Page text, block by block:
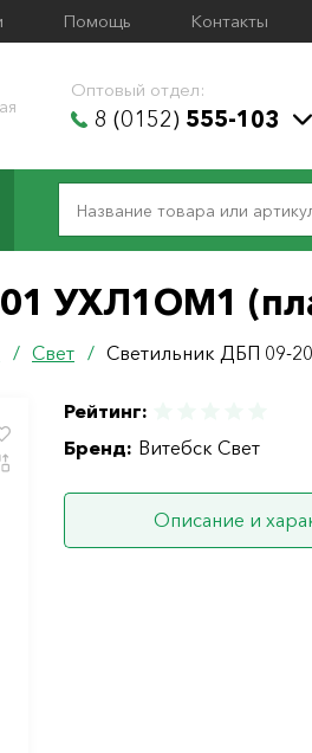
Помощь Контакты
Оптовый отдел:
8 (0152) 555-103
УХЛ1ОМ1
/ Свет / Светильник ДБП 09-
Рейтинг:
Бренд: Витебск Свет
Описание и